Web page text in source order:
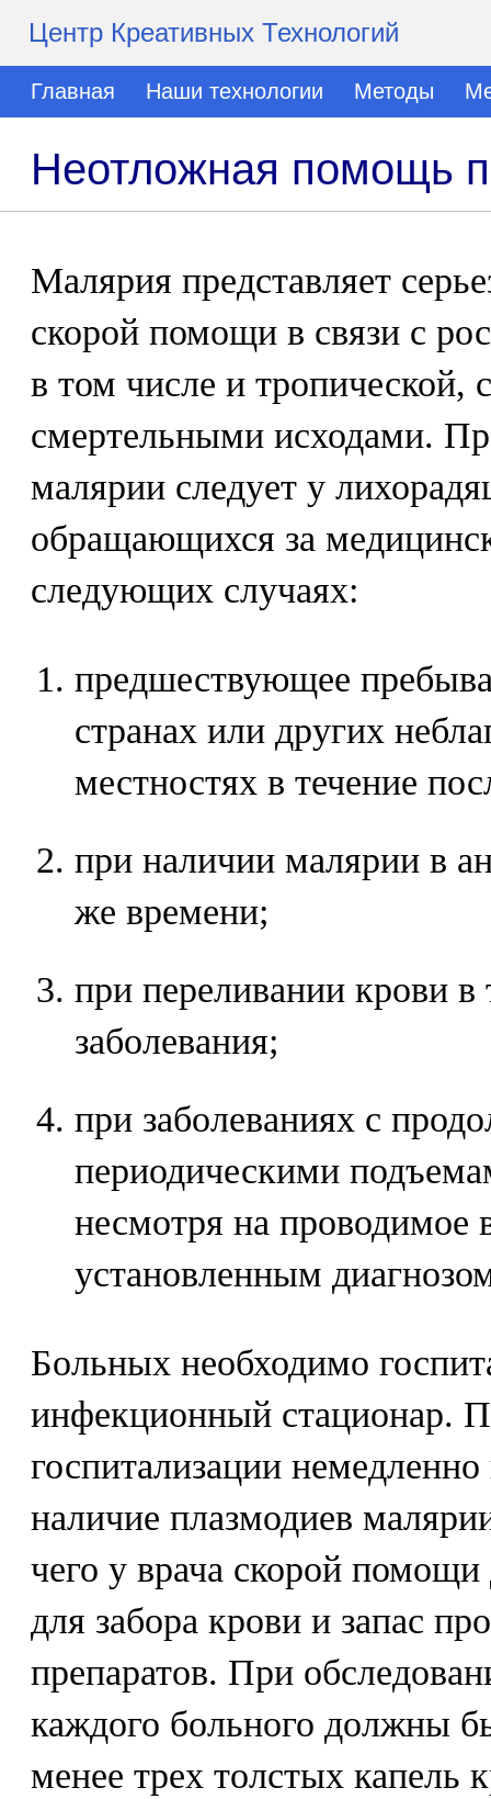
Центр Креативных Технологий
Главная Наши технологии Методы
Неотложная помощь
Малярия представляет
скорой помощи в связи с
в том числе и
смертельными исходами.
малярии следует у
обращающихся за
следующих случаях:
предшествующее
странах или других
местностях в течение
при наличии малярии в
же времени;
при переливании крови в
заболевания;
при заболеваниях с
периодическими
несмотря на проводимое
установленным
Больных необходимо
инфекционный стационар.
госпитализации немедленно
наличие плазмодиев
чего у врача скорой
для забора крови и запас
препаратов. При
каждого больного должны
менее трех толстых капель